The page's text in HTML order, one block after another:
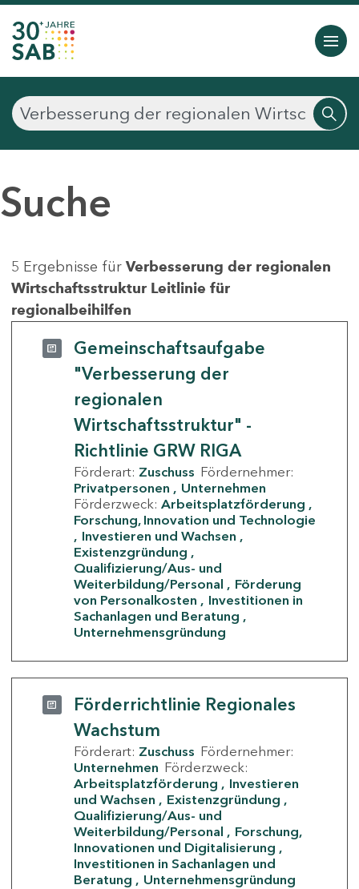
Suche
5 Ergebnisse für Verbesserung der regionalen
Wirtschaftsstruktur Leitlinie für
regionalbeihilfen
Gemeinschaftsaufgabe
"Verbesserung der
regionalen
Wirtschaftsstruktur" -
Richtlinie GRW RIGA
Förderart: Zuschuss Fördernehmer:
Privatpersonen
Unternehmen
Förderzweck: Arbeitsplatzförderung
Forschung, Innovation und Technologie
Investieren und Wachsen
Existenzgründung
Qualifizierung/Aus- und
Weiterbildung/Personal
Förderung
von Personalkosten
Investitionen in
Sachanlagen und Beratung
Unternehmensgründung
Förderrichtlinie Regionales
Wachstum
Förderart: Zuschuss Fördernehmer:
Unternehmen Förderzweck:
Arbeitsplatzförderung
Investieren
und Wachsen
Existenzgründung
Qualifizierung/Aus- und
Weiterbildung/Personal
Forschung,
Innovationen und Digitalisierung
Investitionen in Sachanlagen und
Beratung
Unternehmensgründung